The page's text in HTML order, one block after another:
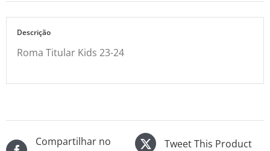
Descrição
Roma Titular Kids 23-24
Compartilhar no
Tweet This Product